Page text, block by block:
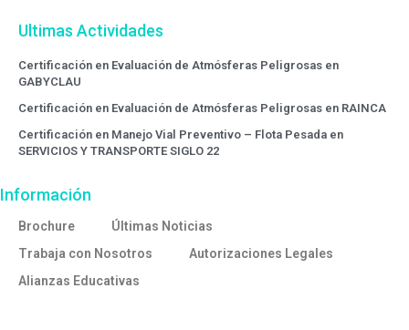
Ultimas Actividades
Certificación en Evaluación de Atmósferas Peligrosas en
GABYCLAU
Certificación en Evaluación de Atmósferas Peligrosas en RAINCA
Certificación en Manejo Vial Preventivo – Flota Pesada en
SERVICIOS Y TRANSPORTE SIGLO 22
Información
Brochure
Últimas Noticias
Trabaja con Nosotros
Autorizaciones Legales
Alianzas Educativas